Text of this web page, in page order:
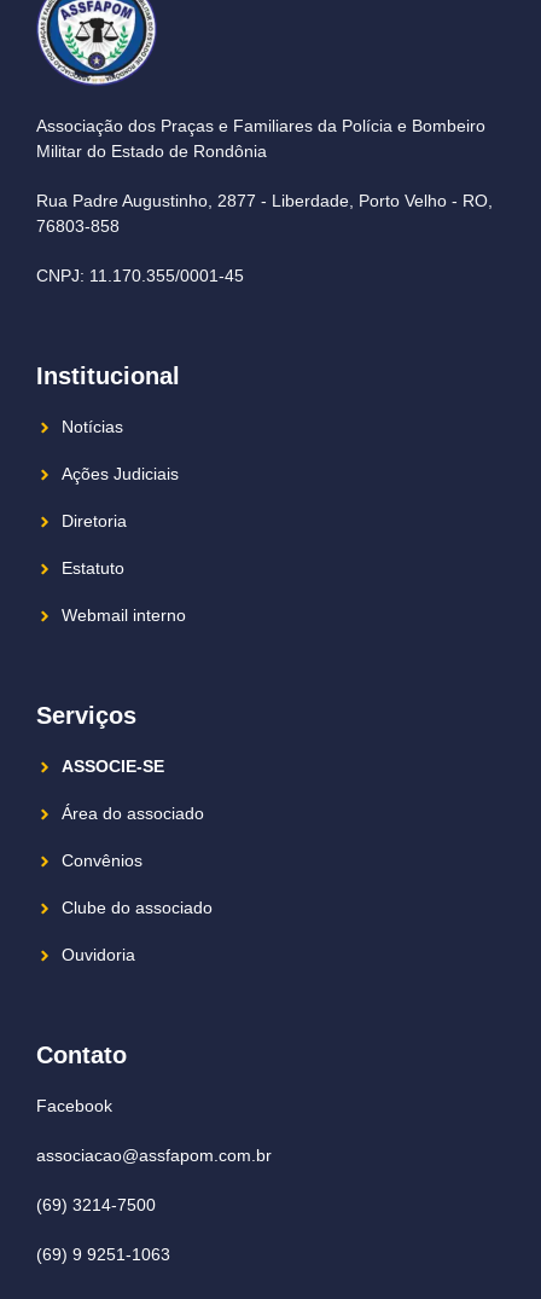
Associação dos Praças e Familiares da Polícia e Bombeiro
Militar do Estado de Rondônia
Rua Padre Augustinho, 2877 - Liberdade, Porto Velho - RO,
76803-858
CNPJ: 11.170.355/0001-45
Institucional
Notícias
Ações Judiciais
Diretoria
Estatuto
Webmail interno
Serviços
ASSOCIE-SE
Área do associado
Convênios
Clube do associado
Ouvidoria
Contato
Facebook
associacao@assfapom.com.br
(69) 3214-7500
(69) 9 9251-1063